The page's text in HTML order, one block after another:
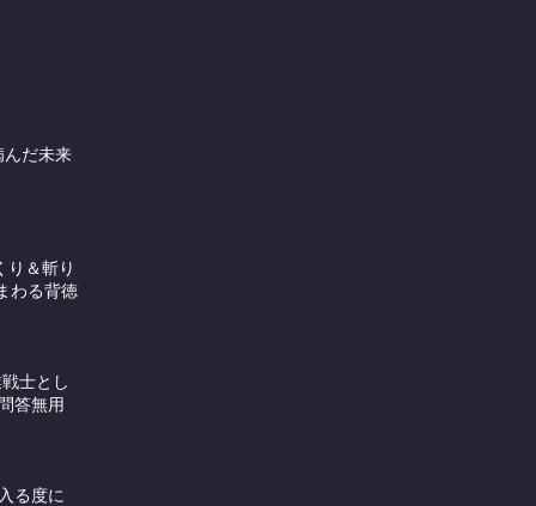
んだ未来
り＆斬り
わる背徳
士とし
答無用
る度に